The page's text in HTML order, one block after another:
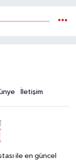
İletişim
ile en güncel